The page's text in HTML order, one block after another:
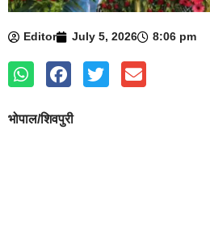
Editor July 5, 2026 8:06 pm
भोपाल/शिवपुरी